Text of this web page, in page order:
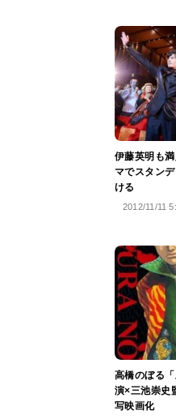
伊藤英明も
マでスタン
ける
2012/11/11
高橋のぼる
演×三池崇史
写映画化